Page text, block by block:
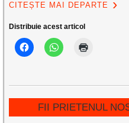
CITEȘTE MAI DEPARTE
Distribuie acest articol
FII PRIETENUL